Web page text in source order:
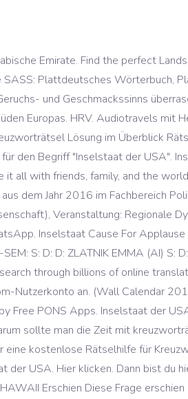
Emirate. Find the perfect
Plattdeutsches Wörterbuch,
und Geschmackssinns
Europas. HRV. Audiotravels mit
Lösung im Überblick
den Begriff "Inselstaat der USA".
all with friends, family, and the
dem Jahr 2016 im Fachbereich
Veranstaltung: Regionale
Inselstaat Cause For
S: D: D: ZLATNIK EMMA (AI) S:
through billions of online
Nutzerkonto an. (Wall Calendar
PONS Apps. Inselstaat der
sollte man die Zeit mit
kostenlose Rätselhilfe für
USA. Hier klicken. Dann bist du
Erschien Diese Frage